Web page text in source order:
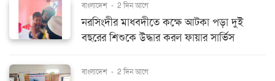
বাংলাদেশ - 2 দিন আগে
নরসিংদীর মাধবদীতে কক্ষে আটকা পড়া দুই
বছরের শিশুকে উদ্ধার করল ফায়ার সার্ভিস
বাংলাদেশ - 2 দিন আগে